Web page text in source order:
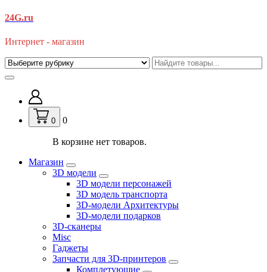
Перейти
содержимому
24G.ru
Интернет - магазин
0 0
В корзине нет товаров.
Магазин
3D модели
3D модели персонажей
3D модель транспорта
3D-модели Архитектуры
3D-модели подарков
3D-сканеры
Misc
Гаджеты
Запчасти для 3D-принтеров
Комплетующие